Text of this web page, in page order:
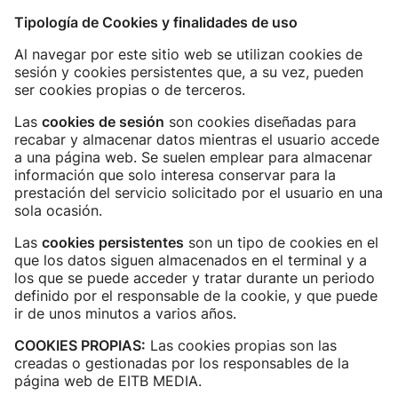
Tipología de Cookies y finalidades de uso
Al navegar por este sitio web se utilizan cookies de
sesión y cookies persistentes que, a su vez, pueden
ser cookies propias o de terceros.
Las cookies de sesión son cookies diseñadas para
recabar y almacenar datos mientras el usuario accede
a una página web. Se suelen emplear para almacenar
información que solo interesa conservar para la
prestación del servicio solicitado por el usuario en una
sola ocasión.
Las cookies persistentes son un tipo de cookies en el
que los datos siguen almacenados en el terminal y a
los que se puede acceder y tratar durante un periodo
definido por el responsable de la cookie, y que puede
ir de unos minutos a varios años.
COOKIES PROPIAS: Las cookies propias son las
creadas o gestionadas por los responsables de la
página web de EITB MEDIA.